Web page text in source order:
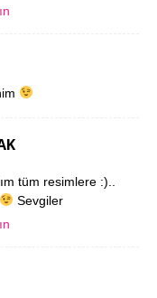
tüm resimlere :)..
Sevgiler